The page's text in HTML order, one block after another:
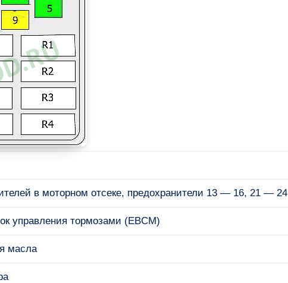
в моторном отсеке, предохранители 13 — 16, 21 — 24
управления тормозами (EBCM)
масла